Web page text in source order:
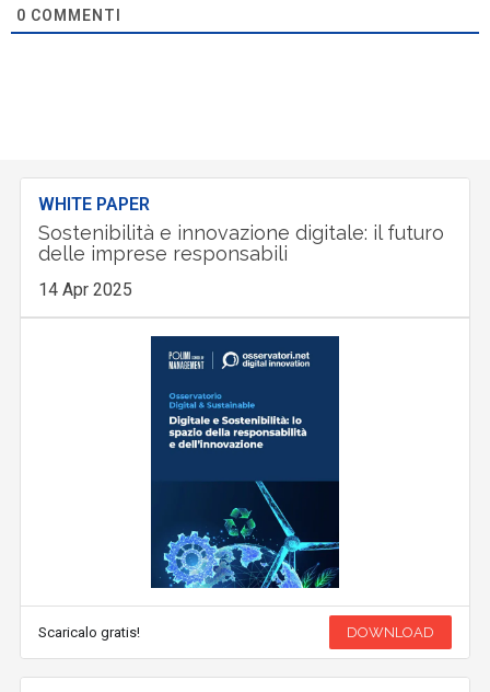
0 COMMENTI
WHITE PAPER
Sostenibilità e innovazione digitale: il futuro
delle imprese responsabili
14 Apr 2025
Scaricalo gratis! DOWNLOAD